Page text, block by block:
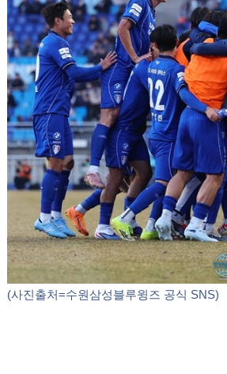
(사진출처=수원삼성블루윙즈 공식 SNS)